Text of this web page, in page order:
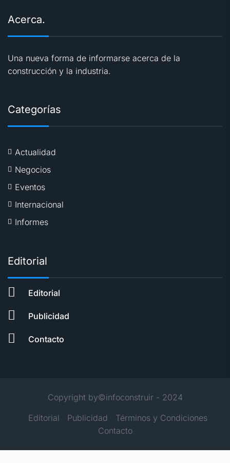
Acerca.
Una nueva forma de informarse acerca de la
construcción y la industria.
Categorías
Actualidad
Negocios
Eventos
Internacional
Informes
Editorial
Editorial
Publicidad
Contacto
Copyright by©infoconstruir - 2024
Editorial
Publicidad
Términos y Condiciones
Contacto